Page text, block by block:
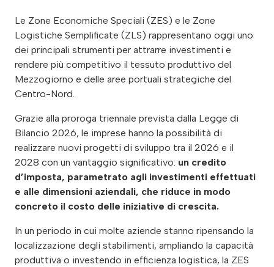
Le Zone Economiche Speciali (ZES) e le Zone
Logistiche Semplificate (ZLS) rappresentano oggi uno
dei principali strumenti per attrarre investimenti e
rendere più competitivo il tessuto produttivo del
Mezzogiorno e delle aree portuali strategiche del
Centro-Nord.
Grazie alla proroga triennale prevista dalla Legge di
Bilancio 2026, le imprese hanno la possibilità di
realizzare nuovi progetti di sviluppo tra il 2026 e il
2028 con un vantaggio significativo: un credito
d’imposta, parametrato agli investimenti effettuati
e alle dimensioni aziendali, che riduce in modo
concreto il costo delle iniziative di crescita.
In un periodo in cui molte aziende stanno ripensando la
localizzazione degli stabilimenti, ampliando la capacità
produttiva o investendo in efficienza logistica, la ZES